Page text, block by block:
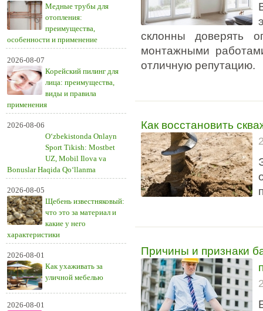
Медные трубы для
отопления:
преимущества,
особенности и применение
2026-08-07
Корейский пилинг для
лица: преимущества,
виды и правила
применения
2026-08-06
O‘zbekistonda Onlayn
Sport Tikish: Mostbet
UZ, Mobil Ilova va
Bonuslar Haqida Qo‘llanma
2026-08-05
Щебень известняковый:
что это за материал и
какие у него
характеристики
2026-08-01
Как ухаживать за
уличной мебелью
2026-08-01
склонны доверять
монтажными
отличную репутацию.
Как восстановить
Причины и признаки